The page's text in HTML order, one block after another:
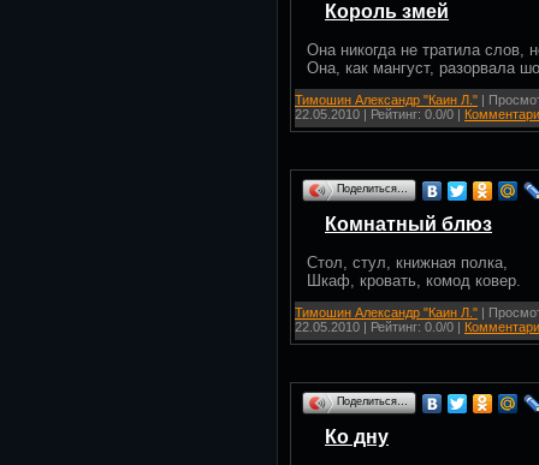
Король змей
Она никогда не тратила
Она, как мангуст, разорвала
Тимошин Александр "Каин Л." |
22.05.2010 | Рейтинг: 0.0/0 |
Поделиться…
Комнатный блюз
Стол, стул, книжная полка,
Шкаф, кровать, комод ковер.
Тимошин Александр "Каин Л." |
22.05.2010 | Рейтинг: 0.0/0 |
Поделиться…
Ко дну